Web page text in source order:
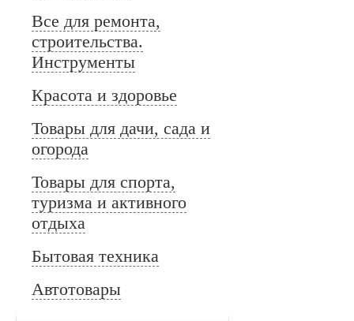
Все для ремонта,
строительства.
Инструменты
Красота и здоровье
Товары для дачи, сада и
огорода
Товары для спорта,
туризма и активного
отдыха
Бытовая техника
Автотовары